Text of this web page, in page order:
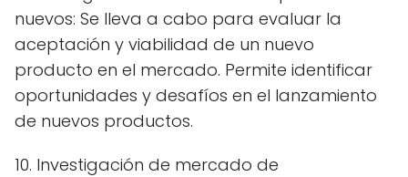
nuevos: Se lleva a cabo para evaluar la
aceptación y viabilidad de un nuevo
producto en el mercado. Permite identificar
oportunidades y desafíos en el lanzamiento
de nuevos productos.
10. Investigación de mercado de